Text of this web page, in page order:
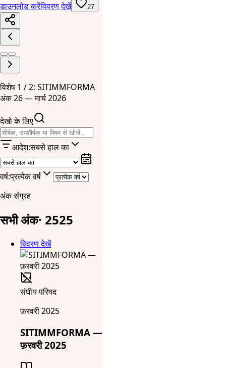
डाउनलोड करेंविवरण देखें 27
विशेष 1 / 2: SITIMMFORMA
अंक 26 — मार्च 2026
देखो के लिए
आदेश:सबसे हाल का
वर्ष:प्रत्येक वर्ष
अंक संग्रह
सभी अंक· 2525
विवरण देखें
संघीय परिषद
फ़रवरी 2025
SITIMMFORMA —
फ़रवरी 2025